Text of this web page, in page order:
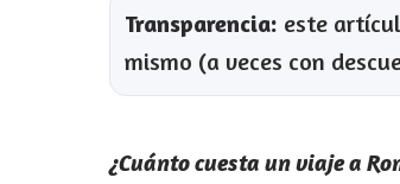
Transparencia: este
mismo (a veces con
¿Cuánto cuesta un viaje a